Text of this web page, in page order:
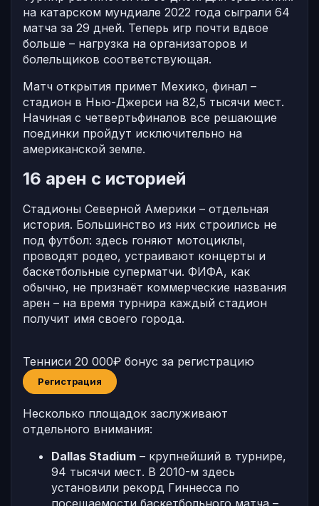
на катарском мундиале 2022 года сыграли 64
матча за 29 дней. Теперь игр почти вдвое
больше – нагрузка на организаторов и
болельщиков соответствующая.
Матч открытия примет Мехико, финал –
стадион в Нью-Джерси на 82,5 тысячи мест.
Начиная с четвертьфиналов все решающие
поединки пройдут исключительно на
американской земле.
16 арен с историей
Стадионы Северной Америки – отдельная
история. Большинство из них строились не
под футбол: здесь гоняют мотоциклы,
проводят родео, устраивают концерты и
баскетбольные суперматчи. ФИФА, как
обычно, не признаёт коммерческие названия
арен – на время турнира каждый стадион
получит имя своего города.
Тенниси 20 000₽ бонус за регистрацию
Регистрация
Несколько площадок заслуживают
отдельного внимания:
Dallas Stadium – крупнейший в турнире,
94 тысячи мест. В 2010-м здесь
установили рекорд Гиннесса по
посещаемости баскетбольного матча –